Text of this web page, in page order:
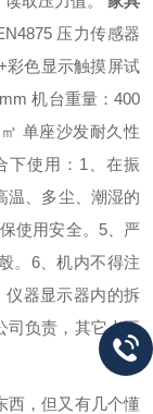
压力传感器
彩色显示触摸屏试
机台重量：400
单座沙发耐久性
使用： 1、在振
温、多尘、潮湿的
使用安全。 5、严
。 6、机内不得注
仪器显示器内的拆
司负责，其它人不
西，但又有几个懂